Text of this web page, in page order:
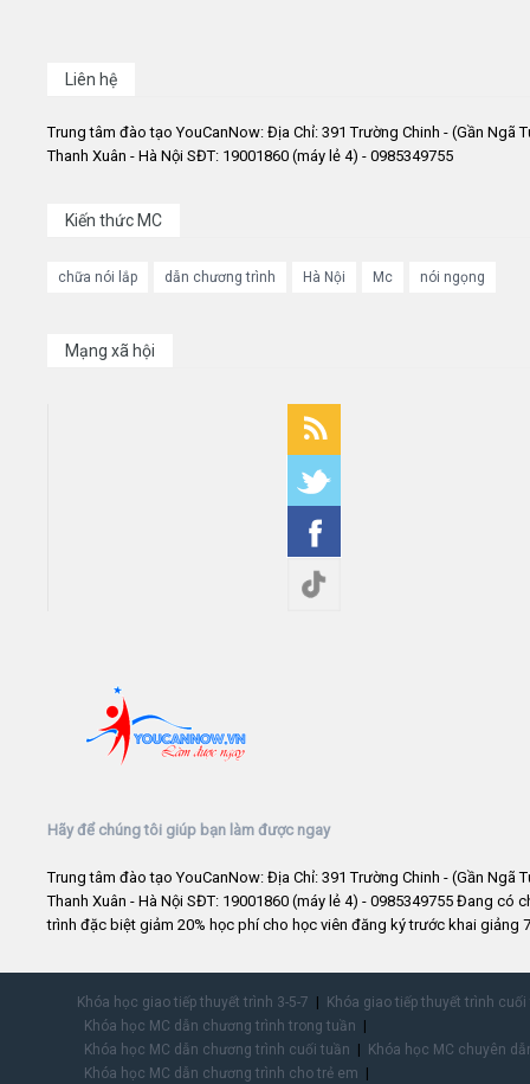
Liên hệ
Trung tâm đào tạo YouCanNow: Địa Chỉ: 391 Trường Chinh - (Gần Ngã
Thanh Xuân - Hà Nội SĐT: 19001860 (máy lẻ 4) - 0985349755
Kiến thức MC
chữa nói lắp dẫn chương trình Hà Nội Mc nói ngọng
Mạng xã hội
Hãy để chúng tôi giúp bạn làm được ngay
Trung tâm đào tạo YouCanNow: Địa Chỉ: 391 Trường Chinh - (Gần Ngã
Thanh Xuân - Hà Nội SĐT: 19001860 (máy lẻ 4) - 0985349755 Đang có
trình đặc biệt giảm 20% học phí cho học viên đăng ký trước khai giảng
Khóa học giao tiếp thuyết trình 3-5-7
Khóa giao tiếp thuyết trình
Khóa học MC dẫn chương trình trong tuần
Khóa học MC dẫn chương trình cuối tuần
Khóa học MC chuyên
Khóa học MC dẫn chương trình cho trẻ em